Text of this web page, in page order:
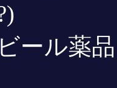
ール薬